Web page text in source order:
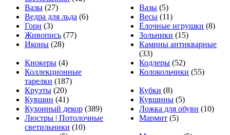
Вазы (27) Вазы (5)
Ведра для льда (6) Весы (11)
Горн (3) Ёлочные игрушки (8)
Живопись (77) Зольники (15)
Иконы (28)
Камины антикварные
(33)
Кнокеры (4) Кодлеры (52)
Коллекционные
тарелки (187)
Колокольчики (55)
Круэты (20) Кубки (8)
Кувшин (41) Кувшины (5)
Кухонный декор (389) Ложка для обуви (10)
Люстры | Потолочные
светильники (10)
Мармит (5)